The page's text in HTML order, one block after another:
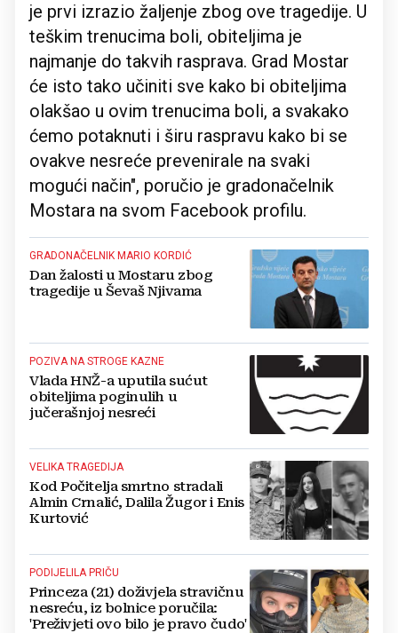
je prvi izrazio žaljenje zbog ove tragedije. U
teškim trenucima boli, obiteljima je
najmanje do takvih rasprava. Grad Mostar
će isto tako učiniti sve kako bi obiteljima
olakšao u ovim trenucima boli, a svakako
ćemo potaknuti i širu raspravu kako bi se
ovakve nesreće prevenirale na svaki
mogući način", poručio je gradonačelnik
Mostara na svom Facebook profilu.
GRADONAČELNIK MARIO KORDIĆ
Dan žalosti u Mostaru zbog
tragedije u Ševaš Njivama
POZIVA NA STROGE KAZNE
Vlada HNŽ-a uputila sućut
obiteljima poginulih u
jučerašnjoj nesreći
VELIKA TRAGEDIJA
Kod Počitelja smrtno stradali
Almin Crnalić, Dalila Žugor i Enis
Kurtović
PODIJELILA PRIČU
Princeza (21) doživjela stravičnu
nesreću, iz bolnice poručila:
'Preživjeti ovo bilo je pravo čudo'